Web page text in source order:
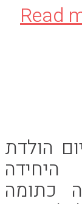
הולדת
כתומה